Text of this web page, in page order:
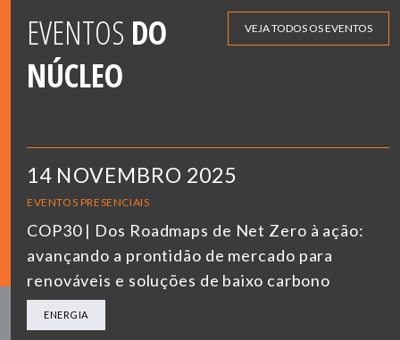
EVENTOS DO
NÚCLEO
VEJA TODOS OS EVENTOS
14 NOVEMBRO 2025
EVENTOS PRESENCIAIS
COP30 | Dos Roadmaps de Net Zero à ação:
avançando a prontidão de mercado para
renováveis e soluções de baixo carbono
ENERGIA